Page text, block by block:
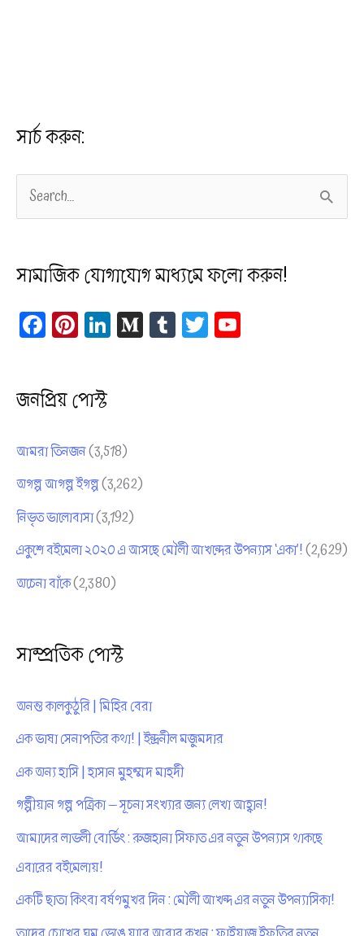
সার্চ করুন:
e
r
h
o
:
সামাজিক যোগাযোগ মাধ্যমে ফলো করুন!
Fa
ce
bo
ok
Pi
nt
es
Li
nk
M
ed
Tu
m
T
wi
জনপ্রিয় পোস্ট
আমরা তিনজন(3,518)
অগল্প আগল্প ইগল্প(3,262)
নিভৃত ভালোবাসা(3,192)
একুশে বইমেলা ২০২০ এ আসছে মৌলী আখন্দের উপন্যাস ‘একা’!(2,629)
অচেনা বাঁকে(2,380)
সাম্প্রতিক পোস্ট
অনন্ত কালকুঠুরি | মিহির বেরা
এক ভাষা সেনাপতির কথা! | ইন্দ্রনীল মজুমদার
এক অন্য হাসি | হাসান মুহম্মদ মাহদী
গল্পীয়ান গল্প পত্রিকা — সূচনা সংখ্যার জন্য লেখা আহ্বান!
আমাদের লাভলী বোর্ডিং : রুজহানা সিফাত এর নতুন উপন্যাস থাকছে
এবারের বইমেলায়!
একটি ছাতা কিংবা বর্ষণমুখর দিন : মৌলী আখন্দ এর নতুন উপন্যাসিকা!